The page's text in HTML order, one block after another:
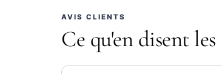
AVIS CLIENTS
Ce qu'en disent